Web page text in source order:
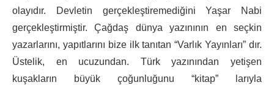
olayıdır. Devletin gerçekleştiremediğini Yaşar Nabi
gerçekleştirmiştir. Çağdaş dünya yazınının en seçkin
yazarlarını, yapıtlarını bize ilk tanıtan “Varlık Yayınları” dır.
Üstelik, en ucuzundan. Türk yazının­dan yetişen
kuşakların büyük çoğunluğunu “kitap” larıyla